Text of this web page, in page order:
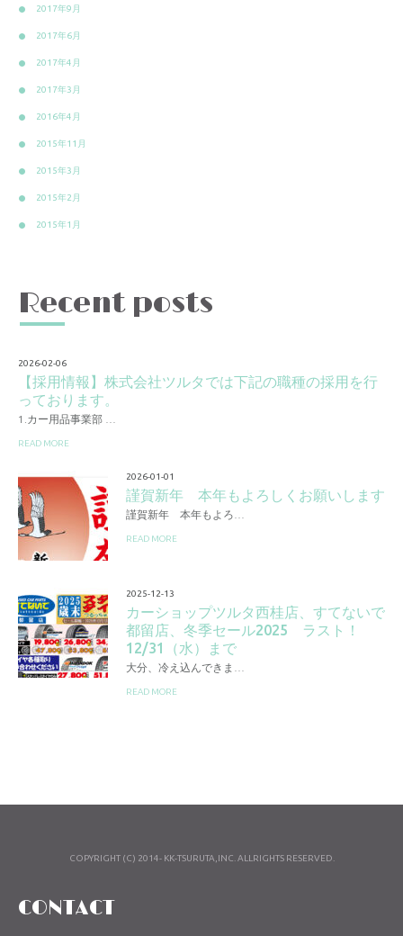
2017年9月
2017年6月
2017年4月
2017年3月
2016年4月
2015年11月
2015年3月
2015年2月
2015年1月
Recent posts
2026-02-06
【採用情報】株式会社ツルタでは下記の職種の採用を行
っております。
1.カー用品事業部 …
READ MORE
2026-01-01
謹賀新年 本年もよろしくお願いします
謹賀新年 本年もよろ…
READ MORE
2025-12-13
カーショップツルタ西桂店、すてないで
都留店、冬季セール2025 ラスト！
12/31（水）まで
大分、冷え込んできま…
READ MORE
COPYRIGHT (C) 2014- KK-TSURUTA,INC. ALLRIGHTS RESERVED.
CONTACT